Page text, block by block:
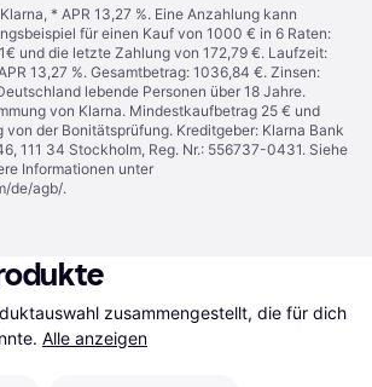
* APR 13,27 %. Eine Anzahlung kann
für einen Kauf von 1000 € in 6 Raten:
und die letzte Zahlung von 172,79 €. Laufzeit:
13,27 %. Gesamtbetrag: 1036,84 €. Zinsen:
lebende Personen über 18 Jahre.
von Klarna. Mindestkaufbetrag 25 € und
von der Bonitätsprüfung. Kreditgeber: Klarna Bank
111 34 Stockholm, Reg. Nr.: 556737-0431. Siehe
Informationen unter
de/agb/.
zusammengestellt, die für dich
Alle anzeigen